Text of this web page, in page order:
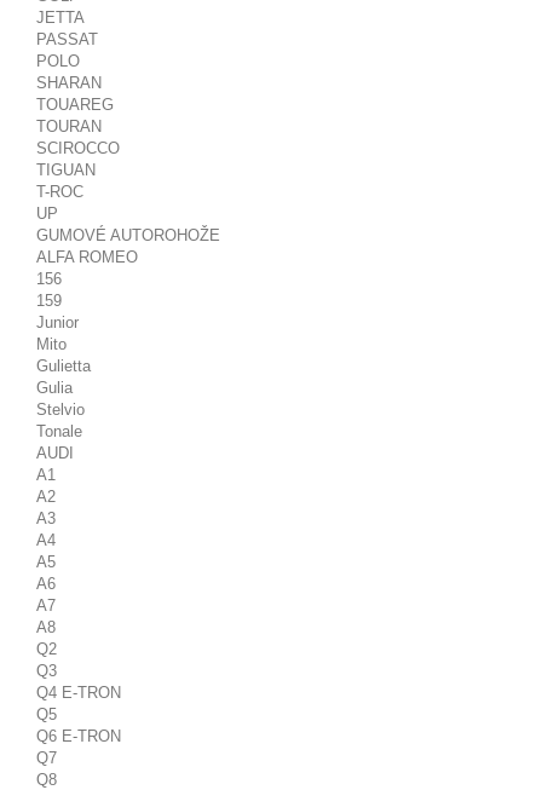
JETTA
PASSAT
POLO
SHARAN
TOUAREG
TOURAN
SCIROCCO
TIGUAN
T-ROC
UP
GUMOVÉ AUTOROHOŽE
ALFA ROMEO
156
159
Junior
Mito
Gulietta
Gulia
Stelvio
Tonale
AUDI
A1
A2
A3
A4
A5
A6
A7
A8
Q2
Q3
Q4 E-TRON
Q5
Q6 E-TRON
Q7
Q8